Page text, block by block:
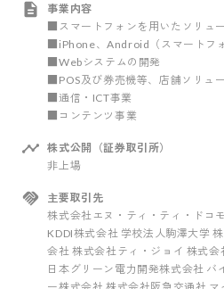
事業内容
■スマートフォンを用いたソリュ
■iPhone、Android（スマートフ
■Webシステムの開発
■POS及び券売機等、店舗ソリュ
■通信・ICT事業
■コンテンツ事業
株式公開（証券取引所）
非上場
主要取引先
株式会社エヌ・ティ・ティ・ドコ
KDDI株式会社 学校法人駒澤大学
会社 株式会社ティ・ジョイ 株式
日本グリーン電力開発株式会社 バ